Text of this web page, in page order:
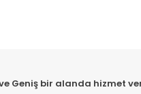
Geniş bir alanda hizmet